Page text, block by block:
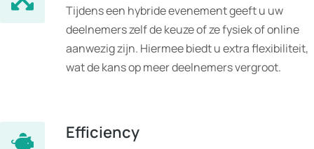
Tijdens een hybride evenement geeft u uw
deelnemers zelf de keuze of ze fysiek of online
aanwezig zijn. Hiermee biedt u extra flexibiliteit,
wat de kans op meer deelnemers vergroot.
Efficiency